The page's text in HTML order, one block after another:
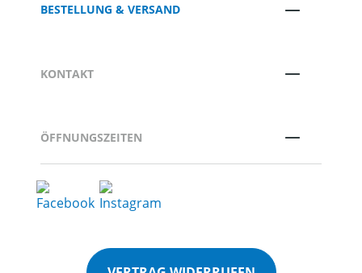
BESTELLUNG & VERSAND
KONTAKT
ÖFFNUNGSZEITEN